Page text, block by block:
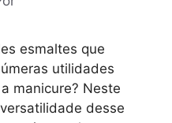
esmaltes que
utilidades
manicure? Neste
desse